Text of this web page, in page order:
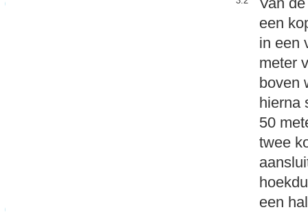
een
in een
meter
boven
hierna
50
twee
een